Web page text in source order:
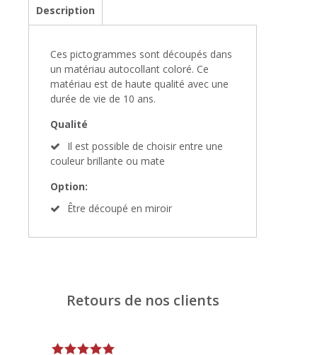
Description
Ces pictogrammes sont découpés dans
un matériau autocollant coloré. Ce
matériau est de haute qualité avec une
durée de vie de 10 ans.
Qualité
Il est possible de choisir entre une
couleur brillante ou mate
Option:
Être découpé en miroir
Retours de nos clients